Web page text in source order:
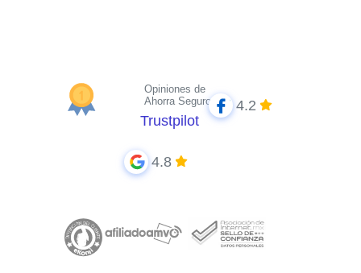
Opiniones de
Ahorra Seguros
Trustpilot
4.2
4.8